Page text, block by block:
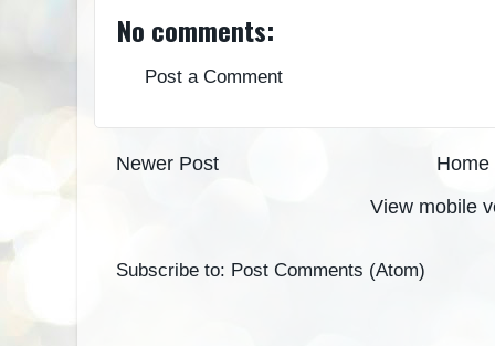
No comments:
Post a Comment
Newer Post
Home
View mobile
Subscribe to: Post Comments (Atom)